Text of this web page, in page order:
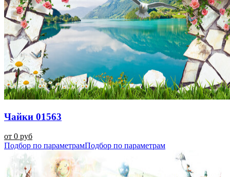
Чайки 01563
от 0 руб
Подбор по параметрамПодбор по параметрам